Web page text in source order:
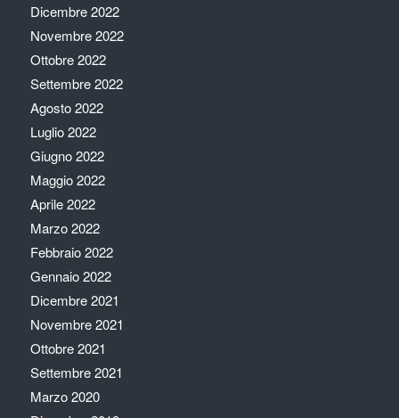
Dicembre 2022
Novembre 2022
Ottobre 2022
Settembre 2022
Agosto 2022
Luglio 2022
Giugno 2022
Maggio 2022
Aprile 2022
Marzo 2022
Febbraio 2022
Gennaio 2022
Dicembre 2021
Novembre 2021
Ottobre 2021
Settembre 2021
Marzo 2020